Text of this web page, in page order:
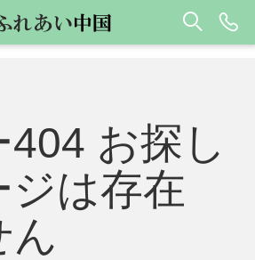
404 お探し
ジは存在
ん